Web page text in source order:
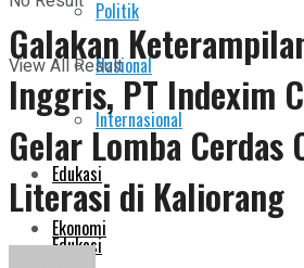
Politik
Nasional
Internasional
Edukasi
Ekonomi
Pemerintahan
Politik
Nasional
Internasional
Edukasi
View All Result
Galakan
Inggris, PT Indexim
Gelar Lomba Cerdas
Literasi di Kaliorang